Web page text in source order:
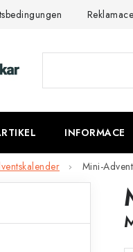
Reklamace
INFORMACE
Mini-